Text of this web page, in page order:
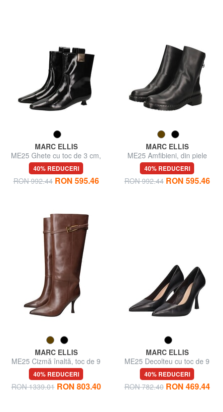
MARC ELLIS
ME25 Ghete cu toc de 3 cm,
din piele
40% REDUCERI
RON 992.44 RON 595.46
MARC ELLIS
ME25 Amfibieni, din piele
40% REDUCERI
RON 992.44 RON 595.46
MARC ELLIS
ME25 Cizmă înaltă, toc de 9
cm, din piele
40% REDUCERI
RON 1339.01 RON 803.40
MARC ELLIS
ME25 Decolteu cu toc de 9
cm, din piele
40% REDUCERI
RON 782.40 RON 469.44